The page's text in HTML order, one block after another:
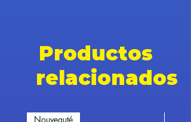
Productos
relacionados
Nouveauté